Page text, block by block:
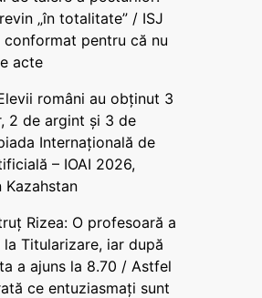
„în totalitate” / ISJ
conformat pentru că nu
acte
români au obținut 3
2 de argint și 3 de
Internațională de
– IOAI 2026,
Kazahstan
Rizea: O profesoară a
Titularizare, iar după
a ajuns la 8.70 / Astfel
ce entuziasmați sunt